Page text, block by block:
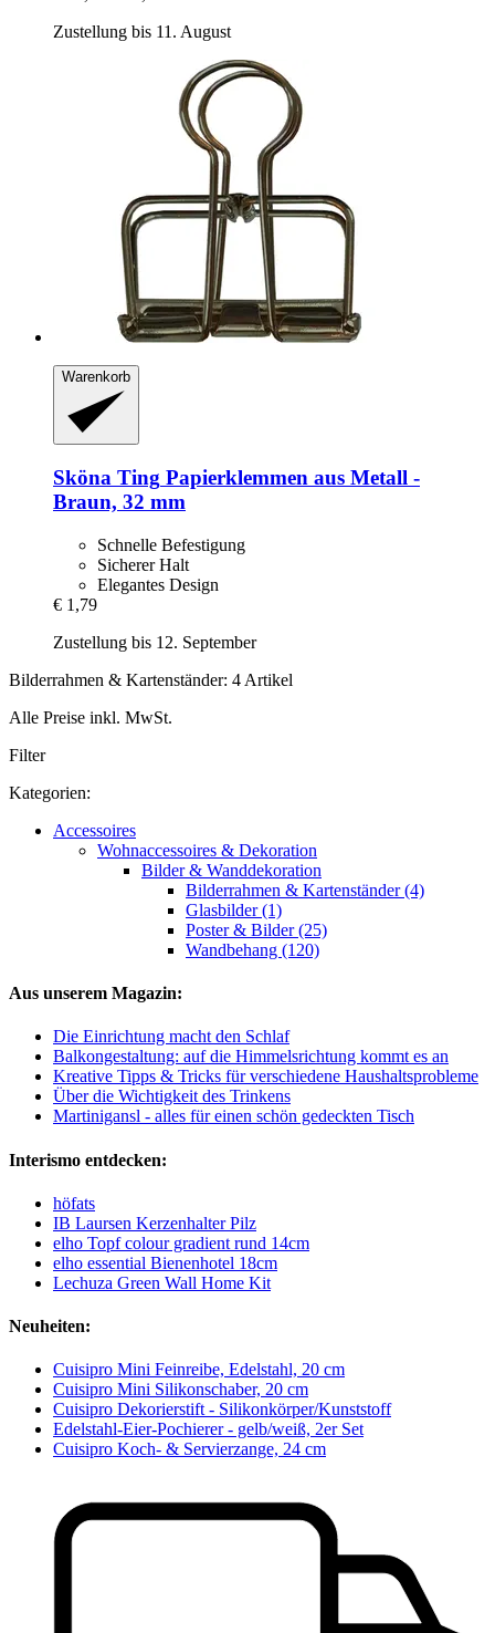
Zustellung bis 11. August
Warenkorb
Sköna Ting Papierklemmen aus Metall -​
Braun, 32 mm
Schnelle Befestigung
Sicherer Halt
Elegantes Design
€ 1,79
Zustellung bis 12. September
Bilderrahmen & Kartenständer: 4 Artikel
Alle Preise inkl. MwSt.
Filter
Kategorien:
Accessoires
Wohnaccessoires & Dekoration
Bilder & Wanddekoration
Bilderrahmen & Kartenständer (4)
Glasbilder (1)
Poster & Bilder (25)
Wandbehang (120)
Aus unserem Magazin:
Die Einrichtung macht den Schlaf
Balkongestaltung: auf die Himmelsrichtung kommt es an
Kreative Tipps & Tricks für verschiedene Haushaltsprobleme
Über die Wichtigkeit des Trinkens
Martinigansl - alles für einen schön gedeckten Tisch
Interismo entdecken:
höfats
IB Laursen Kerzenhalter Pilz
elho Topf colour gradient rund 14cm
elho essential Bienenhotel 18cm
Lechuza Green Wall Home Kit
Neuheiten:
Cuisipro Mini Feinreibe, Edelstahl, 20 cm
Cuisipro Mini Silikonschaber, 20 cm
Cuisipro Dekorierstift - Silikonkörper/Kunststoff
Edelstahl-Eier-Pochierer - gelb/weiß, 2er Set
Cuisipro Koch- & Servierzange, 24 cm